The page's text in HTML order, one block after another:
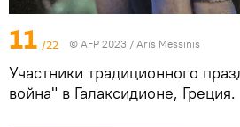
11 /22 © AFP 2023 / Aris Messinis
Участники традиционного
война" в Галаксидионе, Греция.